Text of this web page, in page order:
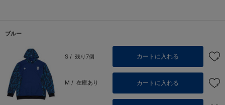
ブルー
S / 残り7個 カートに入れる
M / 在庫あり カートに入れる